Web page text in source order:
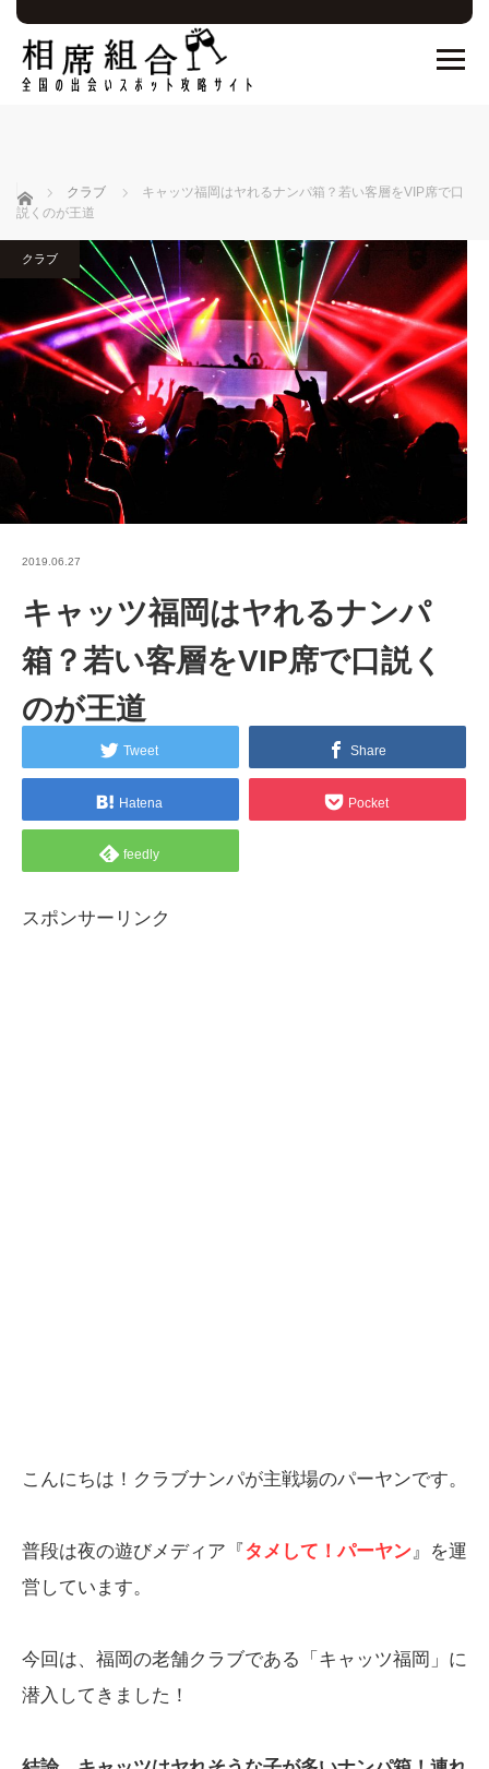
ホーム クラブ
キャッツ福岡はヤれるナンパ箱？若い客層をVIP席で口
説くのが王道
クラブ
2019.06.27
キャッツ福岡はヤれるナンパ
箱？若い客層をVIP席で口説く
のが王道
Tweet Share
Hatena Pocket
feedly
スポンサーリンク
こんにちは！クラブナンパが主戦場のパーヤンです。
普段は夜の遊びメディア『タメして！パーヤン 』を運
営しています。
今回は、福岡の老舗クラブである「キャッツ福岡」に
潜入してきました！